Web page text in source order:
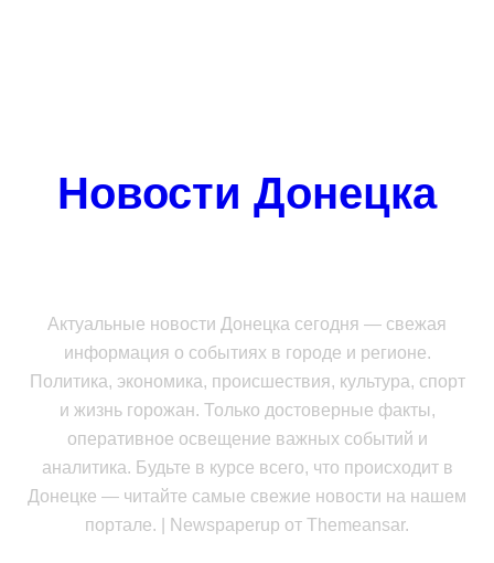
Новости Донецка
Актуальные новости Донецка сегодня — свежая
информация о событиях в городе и регионе.
Политика, экономика, происшествия, культура, спорт
и жизнь горожан. Только достоверные факты,
оперативное освещение важных событий и
аналитика. Будьте в курсе всего, что происходит в
Донецке — читайте самые свежие новости на нашем
портале.
Newspaperup от Themeansar.